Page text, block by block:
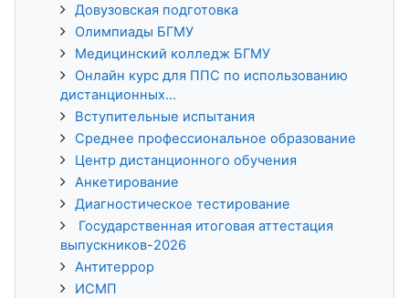
Довузовская подготовка
Олимпиады БГМУ
Медицинский колледж БГМУ
Онлайн курс для ППС по использованию
дистанционных...
Вступительные испытания
Среднее профессиональное образование
Центр дистанционного обучения
Анкетирование
Диагностическое тестирование
Государственная итоговая аттестация
выпускников-2026
Антитеррор
ИСМП